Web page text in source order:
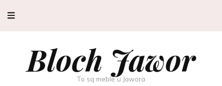
Bloch Jawor
To są meble u Jawora